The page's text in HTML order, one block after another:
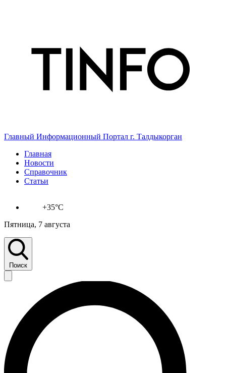
Главный Информационный Портал г. Талдыкорган
Главная
Новости
Справочник
Статьи
+35°C
Пятница, 7 августа
Поиск